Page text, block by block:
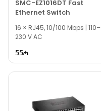
SMC-EZ1016DT Fast
Ethernet Switch
16 × RJ45, 10/100 Mbps | 110–
230 V AC
55